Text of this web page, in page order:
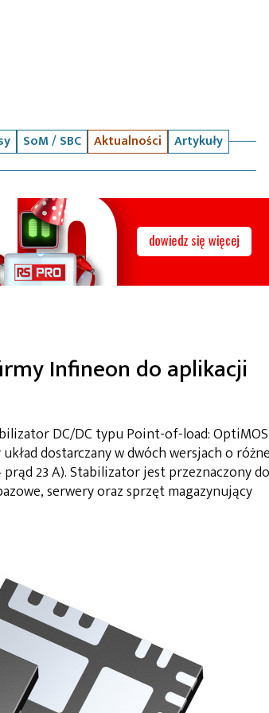
SoM / SBC Aktualności
Artykuły
Infineon do aplikacji
DC/DC typu Point-of-load: OptiMOS
dostarczany w dwóch wersjach o
prąd 23 A). Stabilizator jest przeznaczony do
serwery oraz sprzęt magazynujący